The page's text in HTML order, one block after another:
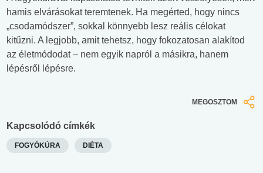
hamis elvárásokat teremtenek. Ha megérted, hogy nincs
„csodamódszer”, sokkal könnyebb lesz reális célokat
kitűzni. A legjobb, amit tehetsz, hogy fokozatosan alakítod
az életmódodat – nem egyik napról a másikra, hanem
lépésről lépésre.
MEGOSZTOM
Kapcsolódó címkék
FOGYÓKÚRA DIÉTA